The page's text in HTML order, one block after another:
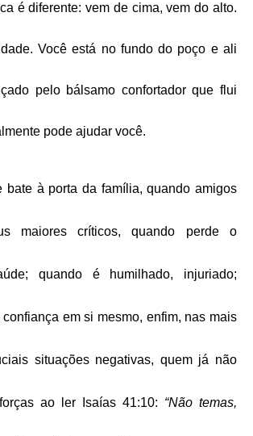
é diferente: vem de cima, vem do alto.
Você está no fundo do poço e ali
pelo bálsamo confortador que flui
pode ajudar você.
bate à porta da família, quando amigos
maiores críticos, quando perde o
quando é humilhado, injuriado;
em si mesmo, enfim, nas mais
situações negativas, quem já não
ao ler Isaías 41:10: “Não temas,